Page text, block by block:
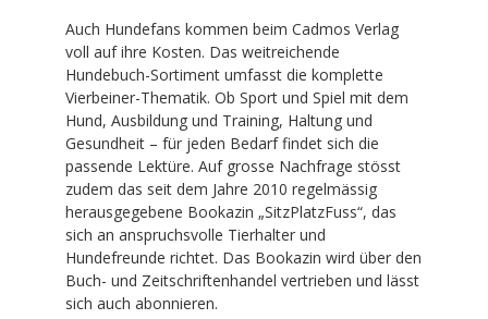
Auch Hundefans kommen beim Cadmos Verlag
voll auf ihre Kosten. Das weitreichende
Hundebuch-Sortiment umfasst die komplette
Vierbeiner-Thematik. Ob Sport und Spiel mit dem
Hund, Ausbildung und Training, Haltung und
Gesundheit – für jeden Bedarf findet sich die
passende Lektüre. Auf grosse Nachfrage stösst
zudem das seit dem Jahre 2010 regelmässig
herausgegebene Bookazin „SitzPlatzFuss“, das
sich an anspruchsvolle Tierhalter und
Hundefreunde richtet. Das Bookazin wird über den
Buch- und Zeitschriftenhandel vertrieben und lässt
sich auch abonnieren.